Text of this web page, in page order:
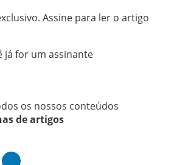
Assine para ler o artigo
já for um assinante
os nossos conteúdos
de artigos